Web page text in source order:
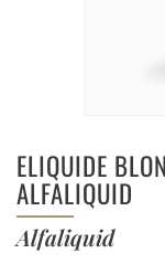
ELIQUIDE
ALFALIQUID
Alfaliquid